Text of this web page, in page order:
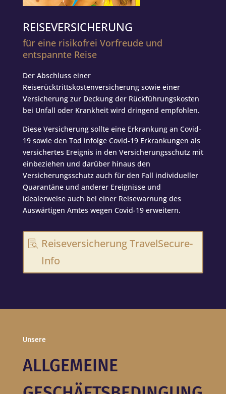
REISEVERSICHERUNG
für eine risikofrei Vorfreude und
entspannte Reise
Der Abschluss einer
Reiserücktrittskostenversicherung sowie einer
Versicherung zur Deckung der Rückführungskosten
bei Unfall oder Krankheit wird dringend empfohlen.
Diese Versicherung sollte eine Erkrankung an Covid-
19 sowie den Tod infolge Covid-19 Erkrankungen als
versichertes Ereignis in den Versicherungsschutz mit
einbeziehen und darüber hinaus den
Versicherungsschutz auch für den Fall individueller
Quarantäne und anderer Ereignisse und
idealerweise auch bei einer Reisewarnung des
Auswärtigen Amtes wegen Covid-19 erweitern.
Reiseversicherung TravelSecure-
Info
Unsere
ALLGEMEINE